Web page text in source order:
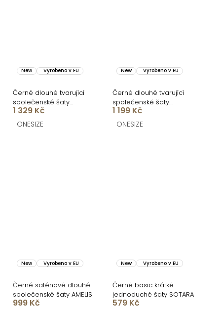
New Vyrobeno v EU
Černé dlouhé tvarující
společenské šaty
CRUNCHA na jedno
rameno
1 329 Kč
ONESIZE
New Vyrobeno v EU
Černé dlouhé tvarující
společenské šaty
BRANFLA s výstřihem
1 199 Kč
ONESIZE
New Vyrobeno v EU
Černé saténové dlouhé
společenské šaty AMELIS
999 Kč
New Vyrobeno v EU
Černé basic krátké
jednoduché šaty SOTARA
579 Kč